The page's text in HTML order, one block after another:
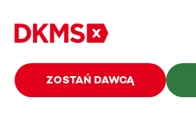
ZOSTAŃ DAWCĄ